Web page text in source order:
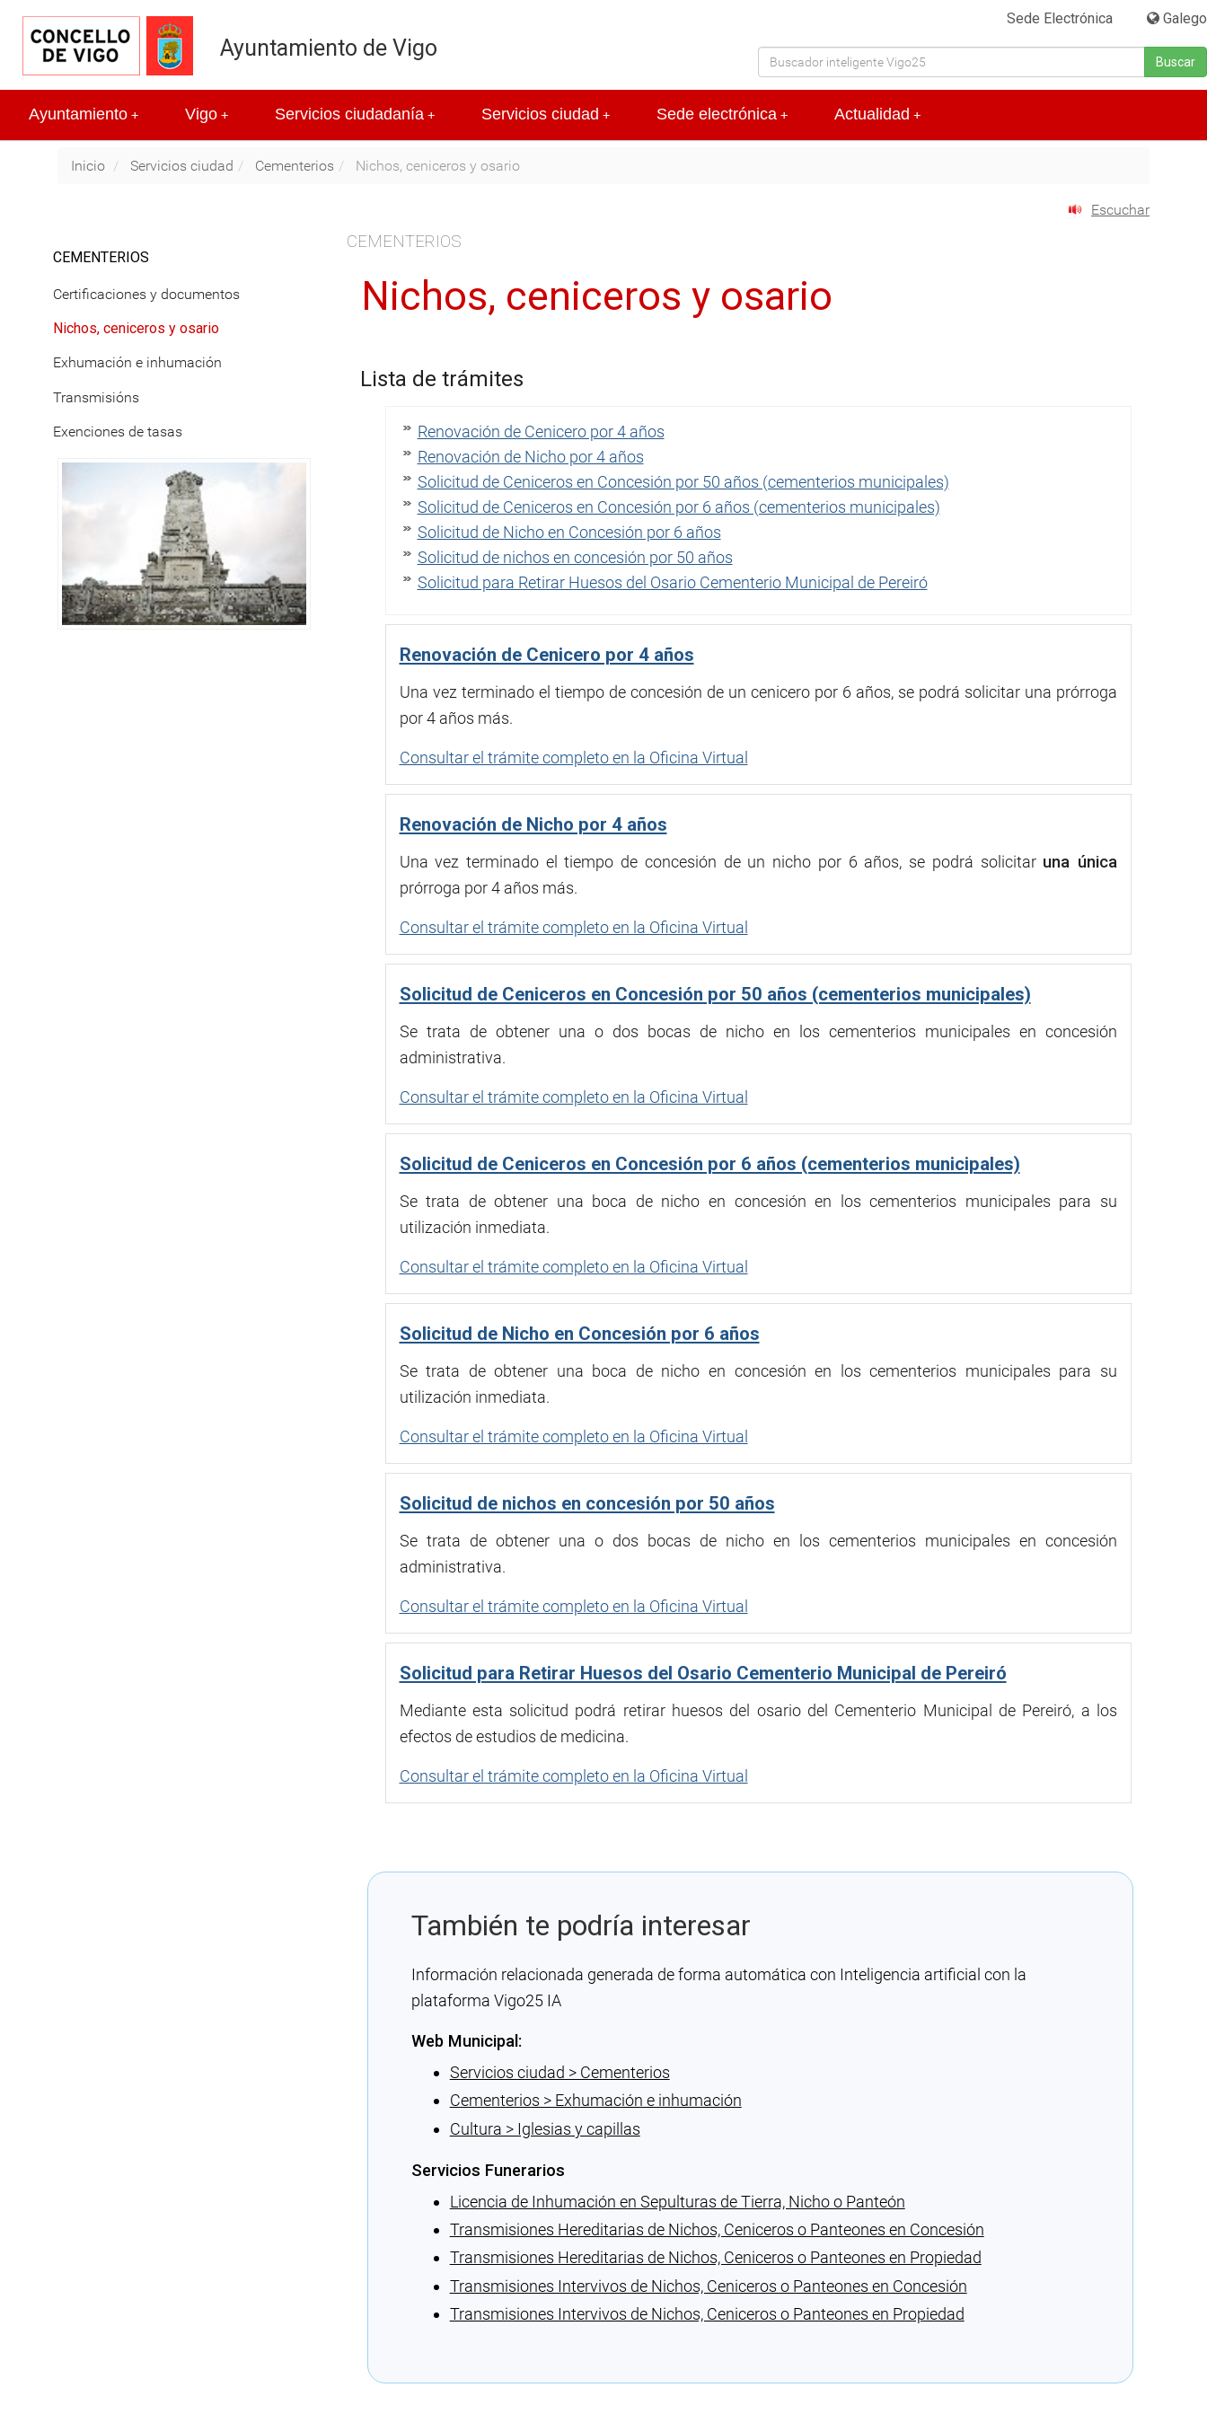
Sede Electrónica Galego
Buscar
Ayuntamiento de Vigo
+
Ayuntamiento +
Vigo +
Servicios ciudadanía +
Servicios ciudad +
Sede electrónica +
Actualidad
Inicio Servicios ciudad Cementerios Nichos, ceniceros y osario
Escuchar
CEMENTERIOS
Nichos, ceniceros y osario
Lista de trámites
Renovación de Cenicero por 4 años
Renovación de Nicho por 4 años
Solicitud de Ceniceros en Concesión por 50 años (cementerios municipales)
Solicitud de Ceniceros en Concesión por 6 años (cementerios municipales)
Solicitud de Nicho en Concesión por 6 años
Solicitud de nichos en concesión por 50 años
Solicitud para Retirar Huesos del Osario Cementerio Municipal de Pereiró
Renovación de Cenicero por 4 años
Una vez terminado el tiempo de concesión de un cenicero por 6 años, se podrá solicitar una prórroga
por 4 años más.
Consultar el trámite completo en la Oficina Virtual
Renovación de Nicho por 4 años
Una vez terminado el tiempo de concesión de un nicho por 6 años, se podrá solicitar una única
prórroga por 4 años más.
Consultar el trámite completo en la Oficina Virtual
Solicitud de Ceniceros en Concesión por 50 años (cementerios municipales)
Se trata de obtener una o dos bocas de nicho en los cementerios municipales en concesión
administrativa.
Consultar el trámite completo en la Oficina Virtual
Solicitud de Ceniceros en Concesión por 6 años (cementerios municipales)
Se trata de obtener una boca de nicho en concesión en los cementerios municipales para su
utilización inmediata.
Consultar el trámite completo en la Oficina Virtual
Solicitud de Nicho en Concesión por 6 años
Se trata de obtener una boca de nicho en concesión en los cementerios municipales para su
utilización inmediata.
Consultar el trámite completo en la Oficina Virtual
Solicitud de nichos en concesión por 50 años
Se trata de obtener una o dos bocas de nicho en los cementerios municipales en concesión
administrativa.
Consultar el trámite completo en la Oficina Virtual
Solicitud para Retirar Huesos del Osario Cementerio Municipal de Pereiró
Mediante esta solicitud podrá retirar huesos del osario del Cementerio Municipal de Pereiró, a los
efectos de estudios de medicina.
Consultar el trámite completo en la Oficina Virtual
También te podría interesar
Información relacionada generada de forma automática con Inteligencia artificial con la
plataforma Vigo25 IA
Web Municipal:
Servicios ciudad > Cementerios
Cementerios > Exhumación e inhumación
Cultura > Iglesias y capillas
Servicios Funerarios
Licencia de Inhumación en Sepulturas de Tierra, Nicho o Panteón
Transmisiones Hereditarias de Nichos, Ceniceros o Panteones en Concesión
Transmisiones Hereditarias de Nichos, Ceniceros o Panteones en Propiedad
Transmisiones Intervivos de Nichos, Ceniceros o Panteones en Concesión
Transmisiones Intervivos de Nichos, Ceniceros o Panteones en Propiedad
CEMENTERIOS
Certificaciones y documentos
Nichos, ceniceros y osario
Exhumación e inhumación
Transmisións
Exenciones de tasas